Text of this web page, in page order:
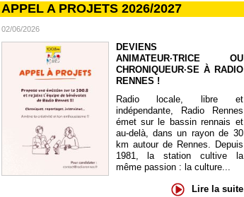
APPEL A PROJETS 2026/2027
02/06/2026
DEVIENS
ANIMATEUR·TRICE OU
CHRONIQUEUR·SE À RADIO
RENNES !
Radio locale, libre et
indépendante, Radio Rennes
émet sur le bassin rennais et
au-delà, dans un rayon de 30
km autour de Rennes. Depuis
1981, la station cultive la
même passion : la culture...
Lire la suite